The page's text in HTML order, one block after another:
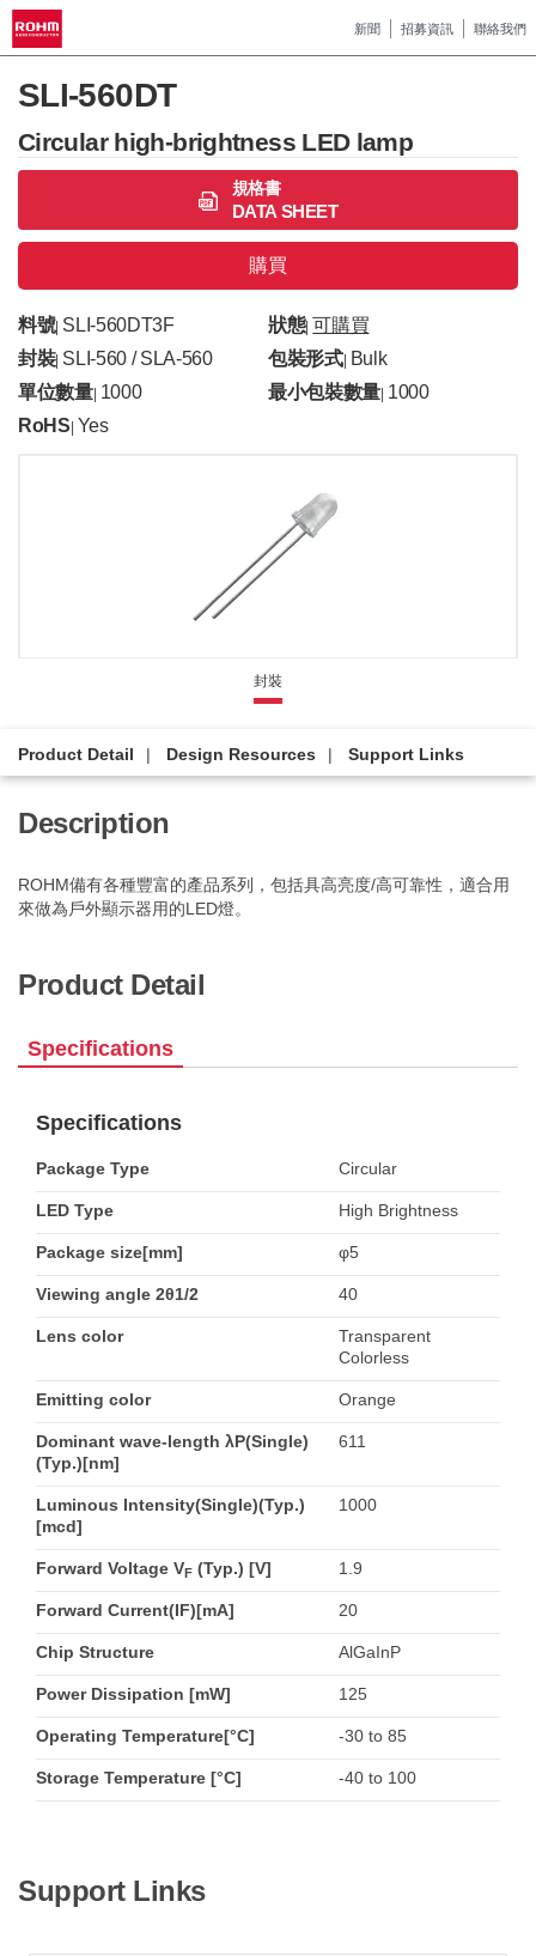
新聞 招募資訊 聯絡我們
SLI-560DT
Circular high-brightness LED lamp
規格書
DATA SHEET
購買
料號| SLI-560DT3F 狀態| 可購買
封裝| SLI-560 / SLA-560 包裝形式| Bulk
單位數量| 1000 最小包裝數量 1000
RoHS Yes
封裝
Product Detail Design Resources Support Links
Description
ROHM備有各種豐富的產品系列，包括具高亮度/高可靠性，適合用
來做為戶外顯示器用的LED燈。
Product Detail
Specifications
Specifications
Package Type Circular
LED Type High Brightness
Package size[mm] φ5
Viewing angle 2θ1/2 40
Lens color
Transparent
Colorless
Emitting color Orange
Dominant wave-length λP(Single)
(Typ.)[nm]
611
Luminous Intensity(Single)(Typ.)
[mcd]
1000
Forward Voltage VF (Typ.) [V] 1.9
Forward Current(IF)[mA] 20
Chip Structure AlGaInP
Power Dissipation [mW] 125
Operating Temperature[°C] -30 to 85
Storage Temperature [°C] -40 to 100
Support Links